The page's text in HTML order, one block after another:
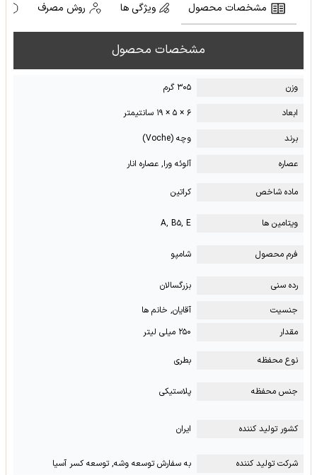
مشخصات محصول ویژگی ها روش مصرف
مشخصات محصول
وزن
۳۰۵ گرم
ابعاد
۶ × ۵ × ۱۹ سانتیمتر
برند
وچه (Voche)
عصاره
آلوئه ورا, عصاره انار
ماده شاخص کراتین
ویتامین ها A, B۵, E
فرم محصول شامپو
رده سنی
بزرگسالان
جنسیت
آقایان, خانم ها
مقدار
۲۵۰ میلی لیتر
نوع محفظه بطری
جنس محفظه پلاستیکی
کشور تولید کننده ایران
شرکت تولید کننده به سفارش توسعه وشه, توسعه کسر آسیا